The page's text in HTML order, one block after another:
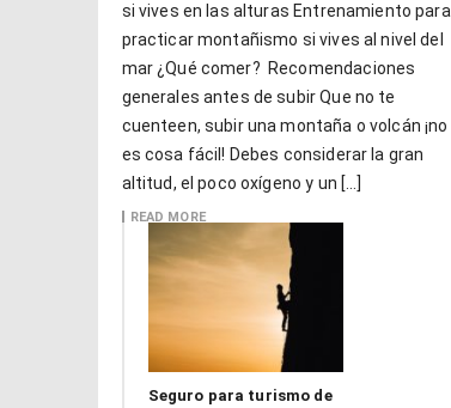
si vives en las alturas Entrenamiento para
practicar montañismo si vives al nivel del
mar ¿Qué comer? Recomendaciones
generales antes de subir Que no te
cuenteen, subir una montaña o volcán ¡no
es cosa fácil! Debes considerar la gran
altitud, el poco oxígeno y un […]
READ MORE
Seguro para turismo de